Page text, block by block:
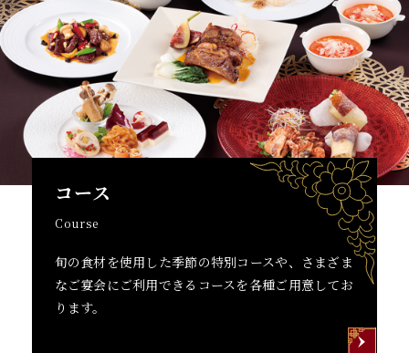
コース
Course
旬の食材を使用した季節の特別コースや、 さまざま
なご宴会にご利用できるコースを各種ご用意してお
ります。